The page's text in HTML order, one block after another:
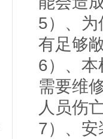
5）、
有足够
6）、
需要维
人员伤
7）、